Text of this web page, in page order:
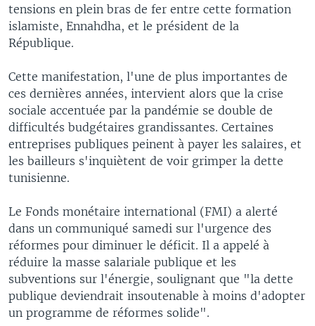
tensions en plein bras de fer entre cette formation
islamiste, Ennahdha, et le président de la
République.
Cette manifestation, l'une de plus importantes de
ces dernières années, intervient alors que la crise
sociale accentuée par la pandémie se double de
difficultés budgétaires grandissantes. Certaines
entreprises publiques peinent à payer les salaires, et
les bailleurs s'inquiètent de voir grimper la dette
tunisienne.
Le Fonds monétaire international (FMI) a alerté
dans un communiqué samedi sur l'urgence des
réformes pour diminuer le déficit. Il a appelé à
réduire la masse salariale publique et les
subventions sur l'énergie, soulignant que "la dette
publique deviendrait insoutenable à moins d'adopter
un programme de réformes solide".